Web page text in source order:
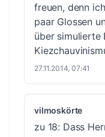
freuen, denn
paar Glossen
über simulierte
27.11.2014, 07:41
vilmoskörte
zu 18: Dass